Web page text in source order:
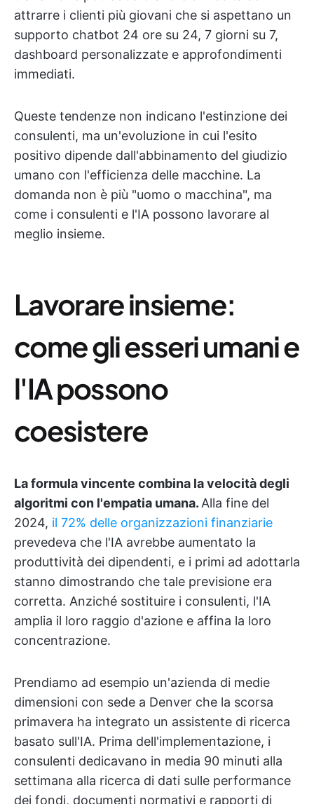
attrarre i clienti più giovani che si aspettano un
supporto chatbot 24 ore su 24, 7 giorni su 7,
dashboard personalizzate e approfondimenti
immediati.
Queste tendenze non indicano l'estinzione dei
consulenti, ma un'evoluzione in cui l'esito
positivo dipende dall'abbinamento del giudizio
umano con l'efficienza delle macchine. La
domanda non è più "uomo o macchina", ma
come i consulenti e l'IA possono lavorare al
meglio insieme.
Lavorare insieme:
come gli esseri umani e
l'IA possono
coesistere
La formula vincente combina la velocità degli
algoritmi con l'empatia umana. Alla fine del
2024, il 72% delle organizzazioni finanziarie
prevedeva che l'IA avrebbe aumentato la
produttività dei dipendenti, e i primi ad adottarla
stanno dimostrando che tale previsione era
corretta. Anziché sostituire i consulenti, l'IA
amplia il loro raggio d'azione e affina la loro
concentrazione.
Prendiamo ad esempio un'azienda di medie
dimensioni con sede a Denver che la scorsa
primavera ha integrato un assistente di ricerca
basato sull'IA. Prima dell'implementazione, i
consulenti dedicavano in media 90 minuti alla
settimana alla ricerca di dati sulle performance
dei fondi, documenti normativi e rapporti di